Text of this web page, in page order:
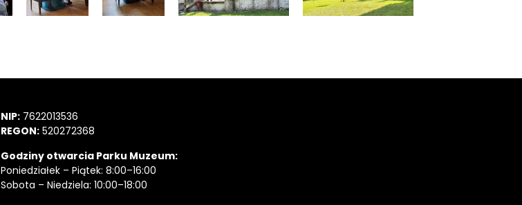
NIP:7622013536
REGON:520272368
Godziny otwarcia Parku Muzeum:
Poniedziałek – Piątek: 8:00–16:00
Sobota – Niedziela: 10:00–18:00